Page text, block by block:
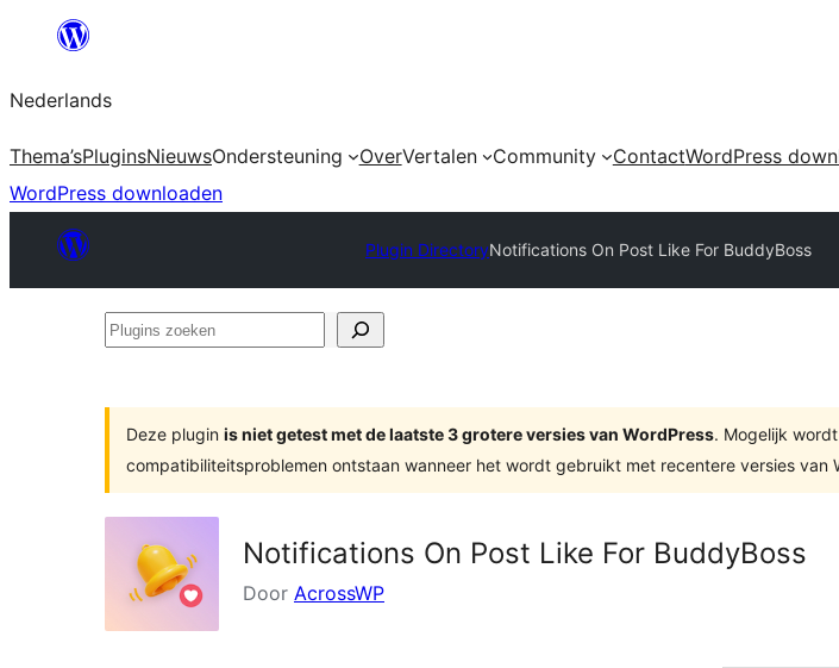
de
inhoud
Nederlands
Thema’sPluginsNieuwsOndersteuning OverVertalen Community ContactWordPress
WordPress downloaden
Plugin DirectoryNotifications On Post Like For BuddyBoss
Plugins
Deze plugin is niet getest met de laatste 3 grotere versies van WordPress. Mogelijk
compatibiliteitsproblemen ontstaan wanneer het wordt gebruikt met recentere versies van
Notifications On Post Like For BuddyBoss
Door AcrossWP